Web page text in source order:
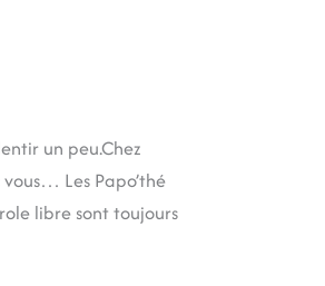
un peu.Chez
Les Papo’thé
libre sont toujours